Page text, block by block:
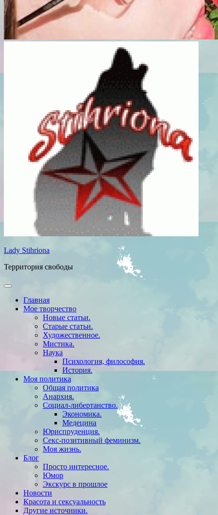
Lady Stihriona
Территория свободы
Главная
Мое творчество
Новые статьи.
Старые статьи.
Художественное.
Мистика.
Наука
Психология, философия.
История.
Моя политика
Общая политика
Анархия.
Социал-либертанство.
Экономика.
Медецина
Юриспруденция.
Секс-позитивный феминизм.
Моя жизнь.
Блог
Просто интересное.
Юмор
Экскурс в прошлое
Новости
Красота и сексуальность
Другие источники.